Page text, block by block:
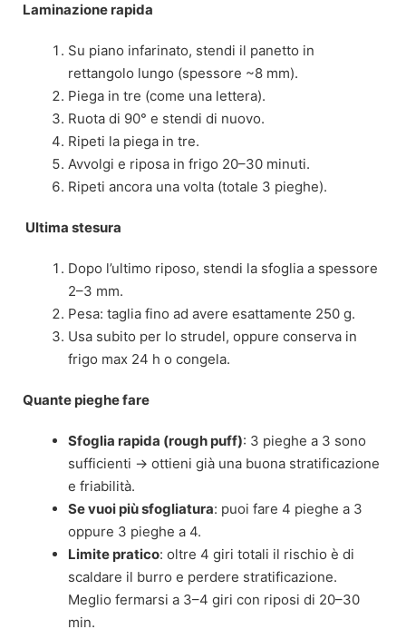
Laminazione rapida
Su piano infarinato, stendi il panetto in
rettangolo lungo (spessore ~8 mm).
Piega in tre (come una lettera).
Ruota di 90° e stendi di nuovo.
Ripeti la piega in tre.
Avvolgi e riposa in frigo 20–30 minuti.
Ripeti ancora una volta (totale 3 pieghe).
Ultima stesura
Dopo l’ultimo riposo, stendi la sfoglia a spessore
2–3 mm.
Pesa: taglia fino ad avere esattamente 250 g.
Usa subito per lo strudel, oppure conserva in
frigo max 24 h o congela.
Quante pieghe fare
Sfoglia rapida (rough puff): 3 pieghe a 3 sono
sufficienti → ottieni già una buona stratificazione
e friabilità.
Se vuoi più sfogliatura: puoi fare 4 pieghe a 3
oppure 3 pieghe a 4.
Limite pratico: oltre 4 giri totali il rischio è di
scaldare il burro e perdere stratificazione.
Meglio fermarsi a 3–4 giri con riposi di 20–30
min.